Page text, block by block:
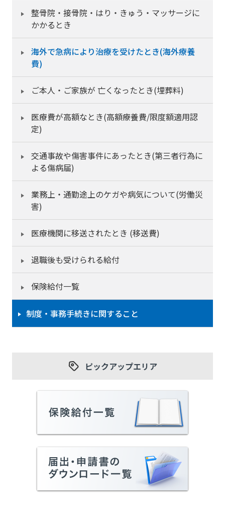
整骨院・接骨院・はり・きゅう・マッサージに
かかるとき
海外で急病により治療を受けたとき(海外療養
費)
ご本人・ご家族が 亡くなったとき(埋葬料)
医療費が高額なとき(高額療養費/限度額適用認
定)
交通事故や傷害事件にあったとき(第三者行為に
よる傷病届)
業務上・通勤途上のケガや病気について(労働災
害)
医療機関に移送されたとき (移送費)
退職後も受けられる給付
保険給付一覧
制度・事務手続きに関すること
ピックアップエリア